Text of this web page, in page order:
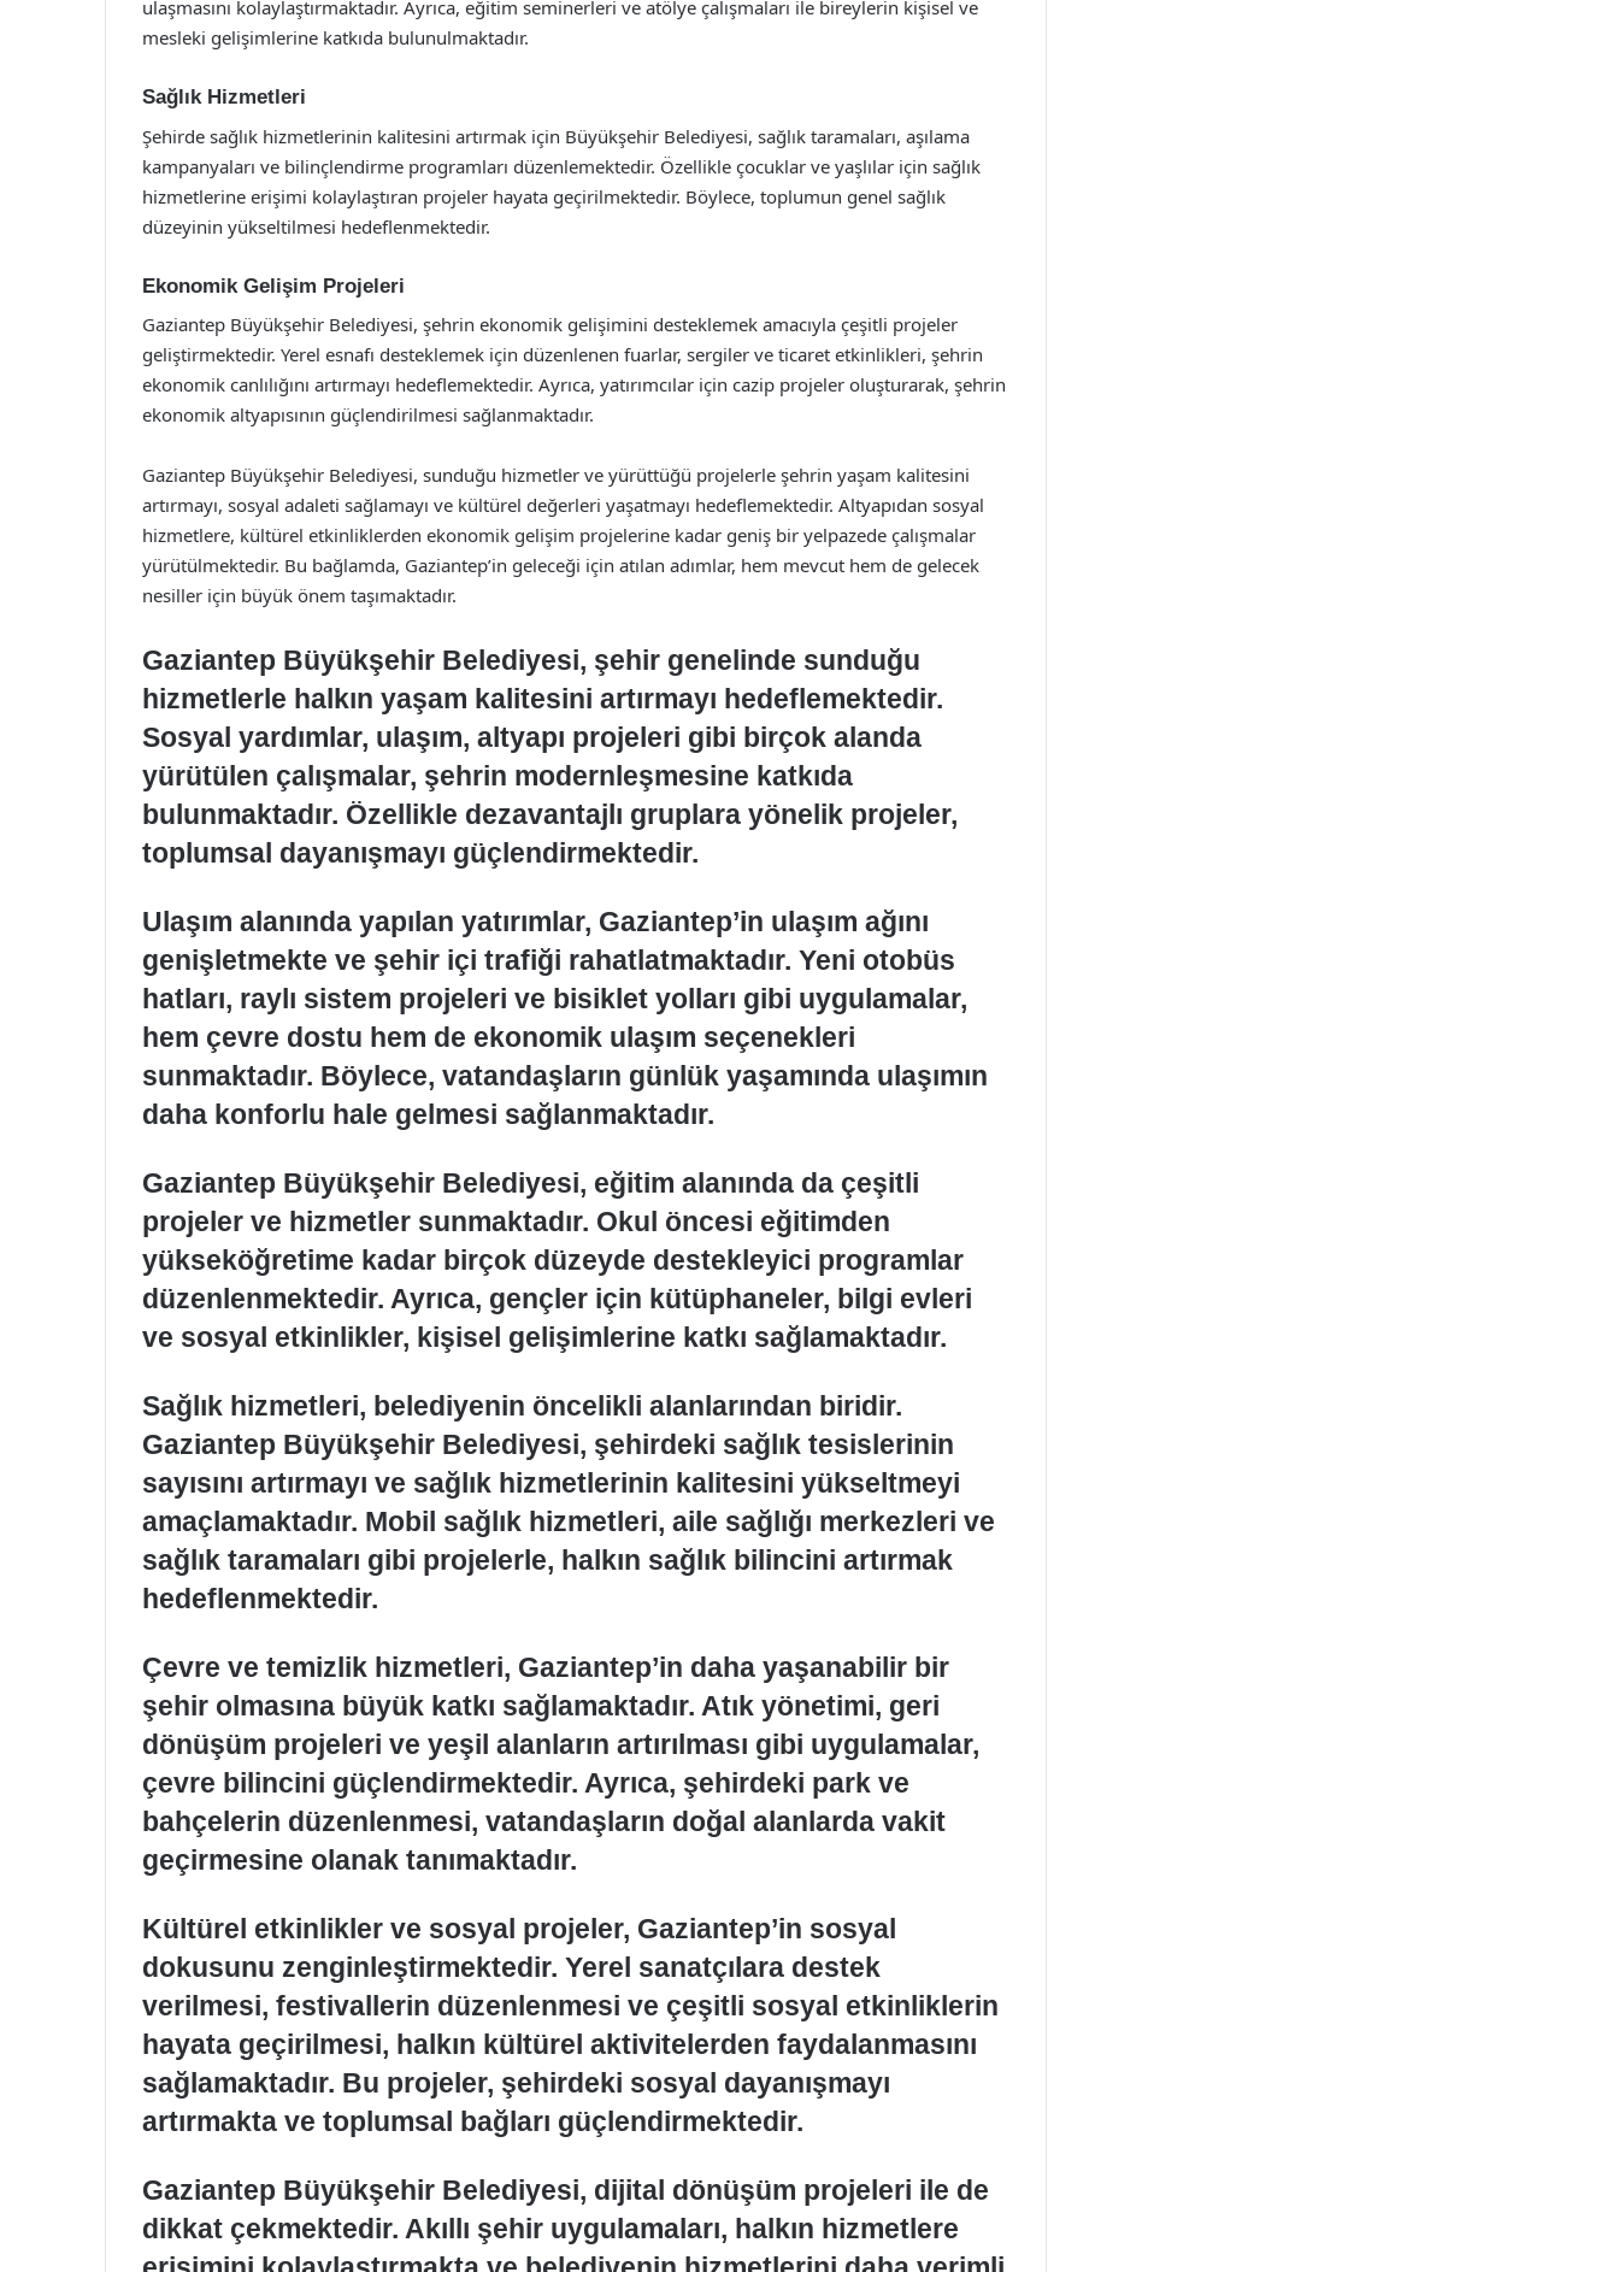
ulaşmasını kolaylaştırmaktadır. Ayrıca, eğitim seminerleri ve atölye çalışmaları ile bireylerin kişisel ve
mesleki gelişimlerine katkıda bulunulmaktadır.
Sağlık Hizmetleri
Şehirde sağlık hizmetlerinin kalitesini artırmak için Büyükşehir Belediyesi, sağlık taramaları, aşılama
kampanyaları ve bilinçlendirme programları düzenlemektedir. Özellikle çocuklar ve yaşlılar için sağlık
hizmetlerine erişimi kolaylaştıran projeler hayata geçirilmektedir. Böylece, toplumun genel sağlık
düzeyinin yükseltilmesi hedeflenmektedir.
Ekonomik Gelişim Projeleri
Gaziantep Büyükşehir Belediyesi, şehrin ekonomik gelişimini desteklemek amacıyla çeşitli projeler
geliştirmektedir. Yerel esnafı desteklemek için düzenlenen fuarlar, sergiler ve ticaret etkinlikleri, şehrin
ekonomik canlılığını artırmayı hedeflemektedir. Ayrıca, yatırımcılar için cazip projeler oluşturarak, şehrin
ekonomik altyapısının güçlendirilmesi sağlanmaktadır.
Gaziantep Büyükşehir Belediyesi, sunduğu hizmetler ve yürüttüğü projelerle şehrin yaşam kalitesini
artırmayı, sosyal adaleti sağlamayı ve kültürel değerleri yaşatmayı hedeflemektedir. Altyapıdan sosyal
hizmetlere, kültürel etkinliklerden ekonomik gelişim projelerine kadar geniş bir yelpazede çalışmalar
yürütülmektedir. Bu bağlamda, Gaziantep’in geleceği için atılan adımlar, hem mevcut hem de gelecek
nesiller için büyük önem taşımaktadır.
Gaziantep Büyükşehir Belediyesi, şehir genelinde sunduğu
hizmetlerle halkın yaşam kalitesini artırmayı hedeflemektedir.
Sosyal yardımlar, ulaşım, altyapı projeleri gibi birçok alanda
yürütülen çalışmalar, şehrin modernleşmesine katkıda
bulunmaktadır. Özellikle dezavantajlı gruplara yönelik projeler,
toplumsal dayanışmayı güçlendirmektedir.
Ulaşım alanında yapılan yatırımlar, Gaziantep’in ulaşım ağını
genişletmekte ve şehir içi trafiği rahatlatmaktadır. Yeni otobüs
hatları, raylı sistem projeleri ve bisiklet yolları gibi uygulamalar,
hem çevre dostu hem de ekonomik ulaşım seçenekleri
sunmaktadır. Böylece, vatandaşların günlük yaşamında ulaşımın
daha konforlu hale gelmesi sağlanmaktadır.
Gaziantep Büyükşehir Belediyesi, eğitim alanında da çeşitli
projeler ve hizmetler sunmaktadır. Okul öncesi eğitimden
yükseköğretime kadar birçok düzeyde destekleyici programlar
düzenlenmektedir. Ayrıca, gençler için kütüphaneler, bilgi evleri
ve sosyal etkinlikler, kişisel gelişimlerine katkı sağlamaktadır.
Sağlık hizmetleri, belediyenin öncelikli alanlarından biridir.
Gaziantep Büyükşehir Belediyesi, şehirdeki sağlık tesislerinin
sayısını artırmayı ve sağlık hizmetlerinin kalitesini yükseltmeyi
amaçlamaktadır. Mobil sağlık hizmetleri, aile sağlığı merkezleri ve
sağlık taramaları gibi projelerle, halkın sağlık bilincini artırmak
hedeflenmektedir.
Çevre ve temizlik hizmetleri, Gaziantep’in daha yaşanabilir bir
şehir olmasına büyük katkı sağlamaktadır. Atık yönetimi, geri
dönüşüm projeleri ve yeşil alanların artırılması gibi uygulamalar,
çevre bilincini güçlendirmektedir. Ayrıca, şehirdeki park ve
bahçelerin düzenlenmesi, vatandaşların doğal alanlarda vakit
geçirmesine olanak tanımaktadır.
Kültürel etkinlikler ve sosyal projeler, Gaziantep’in sosyal
dokusunu zenginleştirmektedir. Yerel sanatçılara destek
verilmesi, festivallerin düzenlenmesi ve çeşitli sosyal etkinliklerin
hayata geçirilmesi, halkın kültürel aktivitelerden faydalanmasını
sağlamaktadır. Bu projeler, şehirdeki sosyal dayanışmayı
artırmakta ve toplumsal bağları güçlendirmektedir.
Gaziantep Büyükşehir Belediyesi, dijital dönüşüm projeleri ile de
dikkat çekmektedir. Akıllı şehir uygulamaları, halkın hizmetlere